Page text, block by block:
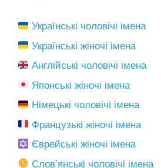
Українські чоловічі імена
Українські жіночі імена
Англійські чоловічі імена
Японські жіночі імена
Німецькі чоловічі імена
Французькі жіночі імена
Єврейські жіночі імена
Словʼянські чоловічі імена